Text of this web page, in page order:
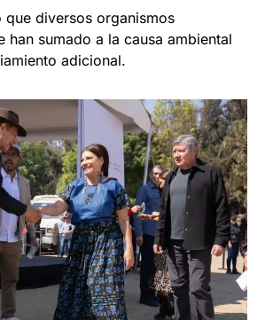
que diversos organismos
han sumado a la causa ambiental
adicional.